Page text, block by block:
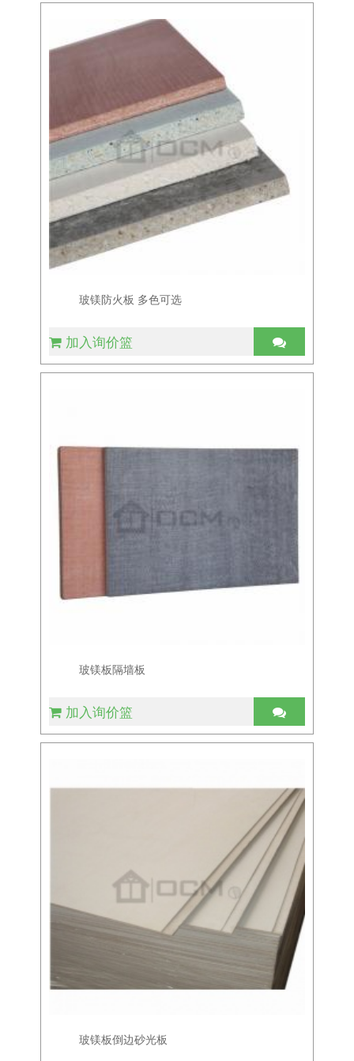
玻镁防火板 多色可选
加入询价篮
玻镁板隔墙板
加入询价篮
玻镁板倒边砂光板